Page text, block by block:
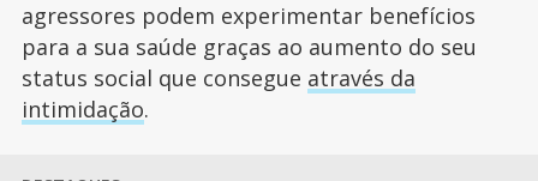
agressores podem experimentar benefícios
para a sua saúde graças ao aumento do seu
status social que consegue através da
intimidação.